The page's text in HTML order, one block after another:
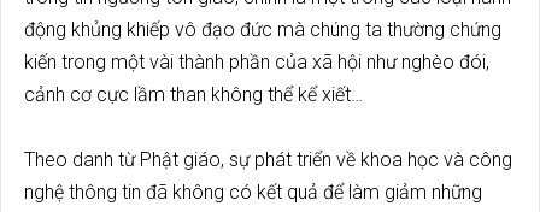
động khủng khiếp vô đạo đức mà chúng ta thường chứng
kiến trong một vài thành phần của xã hội như nghèo đói,
cảnh cơ cực lầm than không thể kể xiết…
Theo danh từ Phật giáo, sự phát triển về khoa học và công
nghệ thông tin đã không có kết quả để làm giảm những